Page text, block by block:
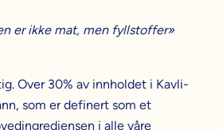
er ikke mat, men fyllstoffer»
Over 30% av innholdet i Kavli-
som er definert som et
i alle våre